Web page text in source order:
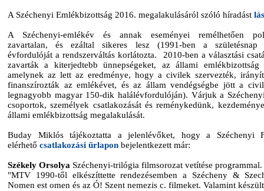
A Széchenyi Emlékbizottság 2016. megalakulásáról szóló híradást
A Széchenyi-emlékév és annak eseményei remélhetően
zavartalan, és ezáltal sikeres lesz (1991-ben a születésnap
évfordulóját a rendszerváltás korlátozta. 2010-ben a választási
zavarták a kiterjedtebb ünnepségeket, az állami emlékbizottság
amelynek az lett az eredménye, hogy a civilek szervezték,
finanszírozták az emlékévet, és az állam vendégségbe jött a
legnagyobb magyar 150-dik halálévfordulóján). Várjuk a
csoportok, személyek csatlakozását és reménykedünk,
állami emlékbizottság megalakulását.
Buday Miklós tájékoztatta a jelenlévőket, hogy a Széchenyi
elérhető csatlakozási űrlapon bejelentkezett már:
Székely Orsolya Széchenyi-trilógia filmsorozat vetítése programmal.
"MTV 1990-től elkészíttette rendezésemben a Szécheny &
Nomen est omen és az Ó! Szent nemezis c. filmeket. Valamint